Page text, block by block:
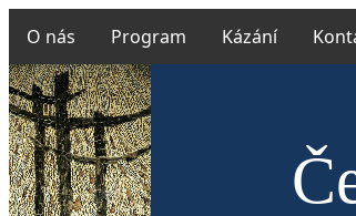
O nás Program Kázání